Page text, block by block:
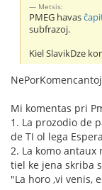
Metsis:
PMEG havas
subfrazoj.
Kiel SlavikDze
NePorKomencantoj
Mi komentas pri
1. La prozodio de
de TI ol lega
2. La komo
tiel ke jena skriba
"La horo ,vi venis,